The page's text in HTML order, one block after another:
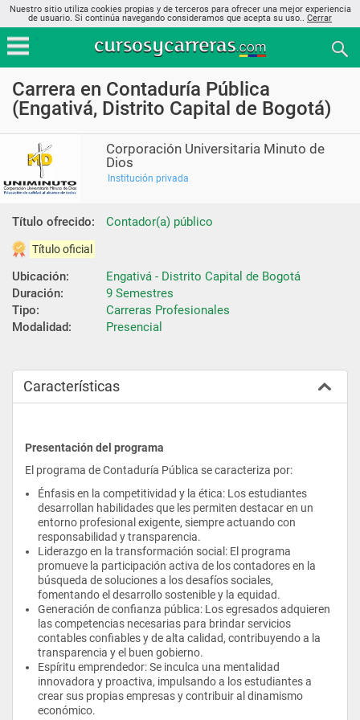
Nuestro sitio utiliza cookies propias y de terceros para ofrecer una mejor experiencia
de usuario. Si continúa navegando consideramos que acepta su uso.. Cerrar
Carrera en Contaduría Pública
(Engativá, Distrito Capital de Bogotá)
Corporación Universitaria Minuto de
Dios
Institución privada
Título ofrecido: Contador(a) público
Título oficial
Ubicación:
Engativá - Distrito Capital de Bogotá
Duración:
9 Semestres
Tipo:
Carreras Profesionales
Modalidad:
Presencial
Características
Presentación del programa
El programa de Contaduría Pública se caracteriza por:
Énfasis en la competitividad y la ética: Los estudiantes
desarrollan habilidades que les permiten destacar en un
entorno profesional exigente, siempre actuando con
responsabilidad y transparencia.
Liderazgo en la transformación social: El programa
promueve la participación activa de los contadores en la
búsqueda de soluciones a los desafíos sociales,
fomentando el desarrollo sostenible y la equidad.
Generación de confianza pública: Los egresados adquieren
las competencias necesarias para brindar servicios
contables confiables y de alta calidad, contribuyendo a la
transparencia y el buen gobierno.
Espíritu emprendedor: Se inculca una mentalidad
innovadora y proactiva, impulsando a los estudiantes a
crear sus propias empresas y contribuir al dinamismo
económico.